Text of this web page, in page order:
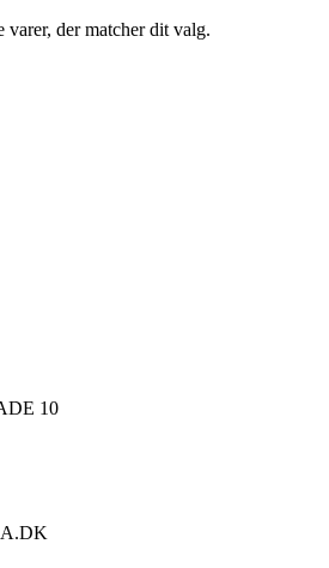
der matcher dit valg.
10